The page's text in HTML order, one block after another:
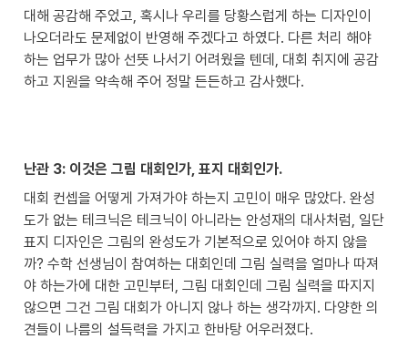
대해 공감해 주었고, 혹시나 우리를 당황스럽게 하는 디자인이
나오더라도 문제없이 반영해 주겠다고 하였다. 다른 처리 해야
하는 업무가 많아 선뜻 나서기 어려웠을 텐데, 대회 취지에 공감
하고 지원을 약속해 주어 정말 든든하고 감사했다.
난관 3: 이것은 그림 대회인가, 표지 대회인가.
대회 컨셉을 어떻게 가져가야 하는지 고민이 매우 많았다. 완성
도가 없는 테크닉은 테크닉이 아니라는 안성재의 대사처럼, 일단
표지 디자인은 그림의 완성도가 기본적으로 있어야 하지 않을
까? 수학 선생님이 참여하는 대회인데 그림 실력을 얼마나 따져
야 하는가에 대한 고민부터, 그림 대회인데 그림 실력을 따지지
않으면 그건 그림 대회가 아니지 않나 하는 생각까지. 다양한 의
견들이 나름의 설득력을 가지고 한바탕 어우러졌다.